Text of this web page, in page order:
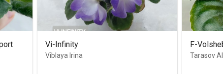
Vi-Infinity
Viblaya Irina
F-
Tarasov